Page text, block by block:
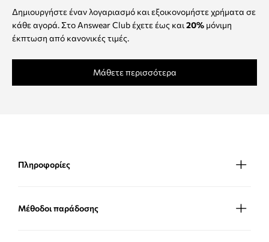
Δημιουργήστε έναν λογαριασμό και εξοικονομήστε χρήματα σε
κάθε αγορά. Στο Answear Club έχετε έως και 20% μόνιμη
έκπτωση από κανονικές τιμές.
Μάθετε περισσότερα
Πληροφορίες
Μέθοδοι παράδοσης